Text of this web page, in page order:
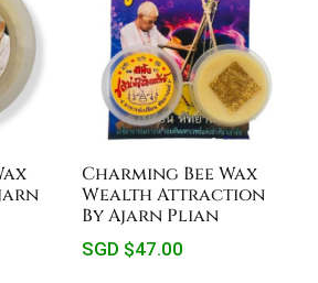
Charming Bee Wax
Wealth Attraction
By Ajarn Plian
SGD $47.00